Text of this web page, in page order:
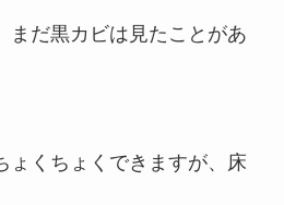
まだ黒カビは見たことがあ
ょくちょくできますが、床